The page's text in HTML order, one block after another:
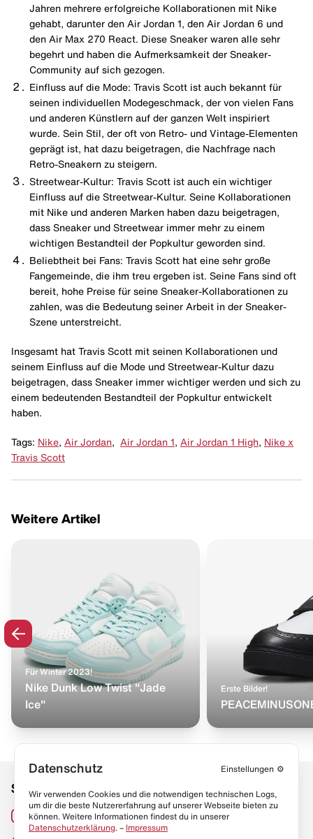
Jahren mehrere erfolgreiche Kollaborationen mit Nike
gehabt, darunter den Air Jordan 1, den Air Jordan 6 und
den Air Max 270 React. Diese Sneaker waren alle sehr
begehrt und haben die Aufmerksamkeit der Sneaker-
Community auf sich gezogen.
Einfluss auf die Mode: Travis Scott ist auch bekannt für
seinen individuellen Modegeschmack, der von vielen Fans
und anderen Künstlern auf der ganzen Welt inspiriert
wurde. Sein Stil, der oft von Retro- und Vintage-Elementen
geprägt ist, hat dazu beigetragen, die Nachfrage nach
Retro-Sneakern zu steigern.
Streetwear-Kultur: Travis Scott ist auch ein wichtiger
Einfluss auf die Streetwear-Kultur. Seine Kollaborationen
mit Nike und anderen Marken haben dazu beigetragen,
dass Sneaker und Streetwear immer mehr zu einem
wichtigen Bestandteil der Popkultur geworden sind.
Beliebtheit bei Fans: Travis Scott hat eine sehr große
Fangemeinde, die ihm treu ergeben ist. Seine Fans sind oft
bereit, hohe Preise für seine Sneaker-Kollaborationen zu
zahlen, was die Bedeutung seiner Arbeit in der Sneaker-
Szene unterstreicht.
Insgesamt hat Travis Scott mit seinen Kollaborationen und
seinem Einfluss auf die Mode und Streetwear-Kultur dazu
beigetragen, dass Sneaker immer wichtiger werden und sich zu
einem bedeutenden Bestandteil der Popkultur entwickelt
haben.
Tags: Nike Air Jordan Air Jordan 1 Air Jordan 1 High
Nike x
Travis Scott
Weitere Artikel
Für Winter 2023!
Nike Dunk Low Twist "Jade
Ice"
Erste Bilder!
Social Media
Instagram
Links
Sneaker Lexikon
Resell Guide
Datenschutz Einstellungen ⚙️
Wir verwenden Cookies und die notwendigen technischen Logs,
um dir die beste Nutzererfahrung auf unserer Webseite bieten zu
können. Weitere Informationen findest du in unserer
Datenschutzerklärung. – Impressum